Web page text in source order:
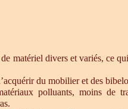
matériel divers et variés, ce
du mobilier et des
polluants, moins de